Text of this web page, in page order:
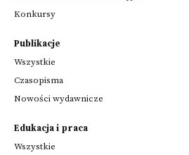
Konkursy
Publikacje
Wszystkie
Czasopisma
Nowości wydawnicze
Edukacja i praca
Wszystkie